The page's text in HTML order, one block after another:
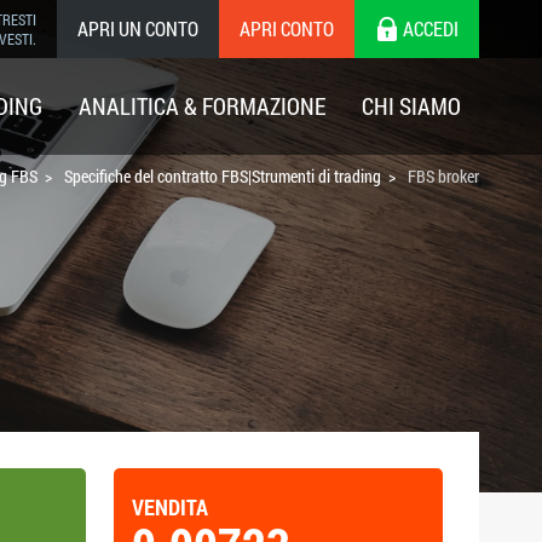
APRI UN CONTO APRI CONTO ACCEDI
ANALITICA & FORMAZIONE CHI SIAMO
FBS Specifiche del contratto FBS|Strumenti di trading FBS broker
VENDITA